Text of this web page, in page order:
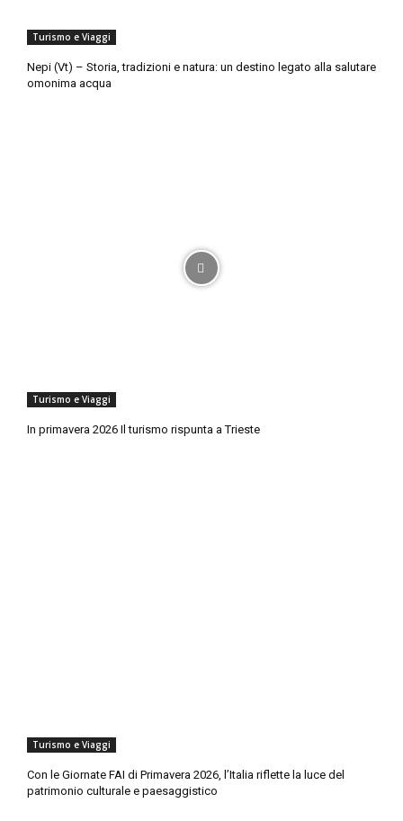
Turismo e Viaggi
Nepi (Vt) – Storia, tradizioni e natura: un destino legato alla salutare
omonima acqua
Turismo e Viaggi
In primavera 2026 Il turismo rispunta a Trieste
Turismo e Viaggi
Con le Giornate FAI di Primavera 2026, l’Italia riflette la luce del
patrimonio culturale e paesaggistico